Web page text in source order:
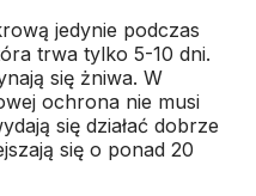
jedynie podczas
trwa tylko 5-10 dni.
się żniwa. W
ochrona nie musi
się działać dobrze
się o ponad 20